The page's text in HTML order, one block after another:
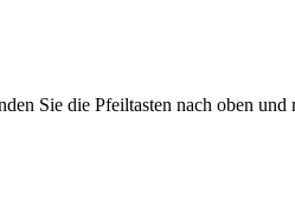
Sie die Pfeiltasten nach oben